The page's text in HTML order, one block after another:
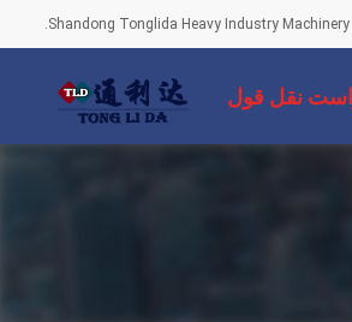
Shandong Tonglida Heavy Industry Machinery
نقل قول